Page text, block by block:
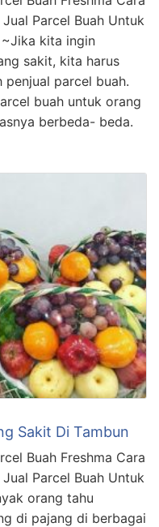
Parcel Buah Untuk
kita ingin
sakit, kita harus
parcel buah.
buah untuk orang
berbeda- beda.
Sakit Di Tambun
Buah Freshma Cara
Parcel Buah Untuk
orang tahu
di pajang di berbagai